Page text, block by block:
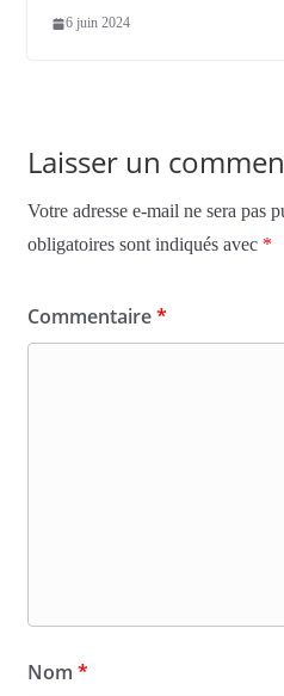
6 juin 2024
Laisser un
Votre adresse e-mail ne sera pas
obligatoires sont indiqués avec *
Commentaire*
Nom *